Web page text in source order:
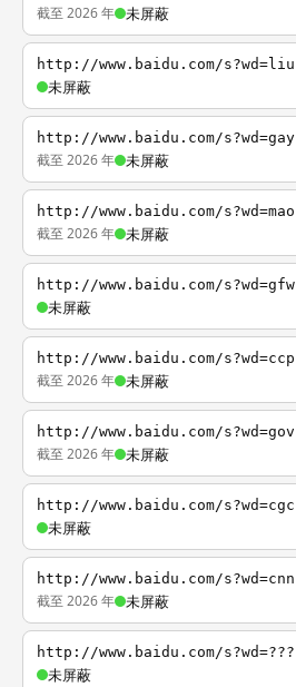
截至 2026 年 未屏蔽
http://www.baidu.com/s?wd=liu
未屏蔽
http://www.baidu.com/s?wd=gay
截至 2026 年 未屏蔽
http://www.baidu.com/s?wd=mao
截至 2026 年 未屏蔽
http://www.baidu.com/s?wd=gfw
未屏蔽
http://www.baidu.com/s?wd=ccp
截至 2026 年 未屏蔽
http://www.baidu.com/s?wd=gov
截至 2026 年 未屏蔽
http://www.baidu.com/s?wd=cgc
未屏蔽
http://www.baidu.com/s?wd=cnn
截至 2026 年 未屏蔽
http://www.baidu.com/s?wd=???
未屏蔽